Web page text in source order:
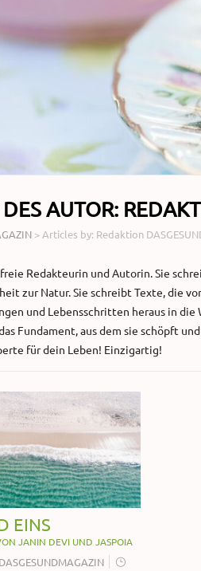
AUTOR:
> Articles by: Redaktion
Redakteurin und Autorin. Sie
zur Natur. Sie schreibt Texte, die
und Lebensschritten heraus in
Fundament, aus dem sie schöpft
für dein Leben! Einzigartig!
EINS
JANIN DEVI UND JASPOIA